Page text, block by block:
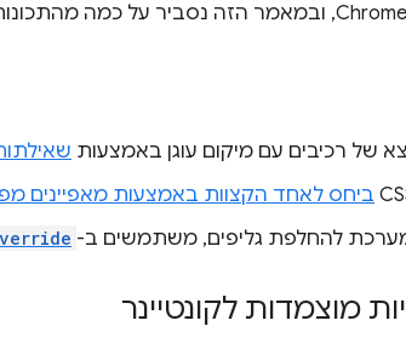
של רכיבים עם מיקום עוגן באמצעות
ביחס לאחד הקצוות באמצעות מאפיינים
להחלפת גליפים, משתמשים ב-